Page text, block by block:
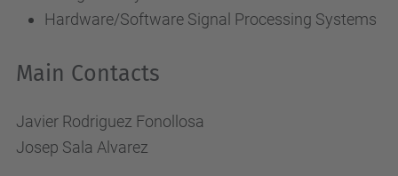
Hardware/Software Signal Processing Systems
Main Contacts
Javier Rodriguez Fonollosa
Josep Sala Alvarez